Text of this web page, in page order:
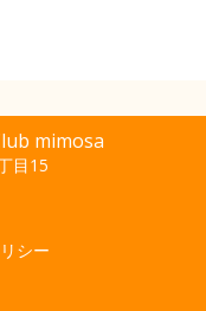
mimosa
目15
シー